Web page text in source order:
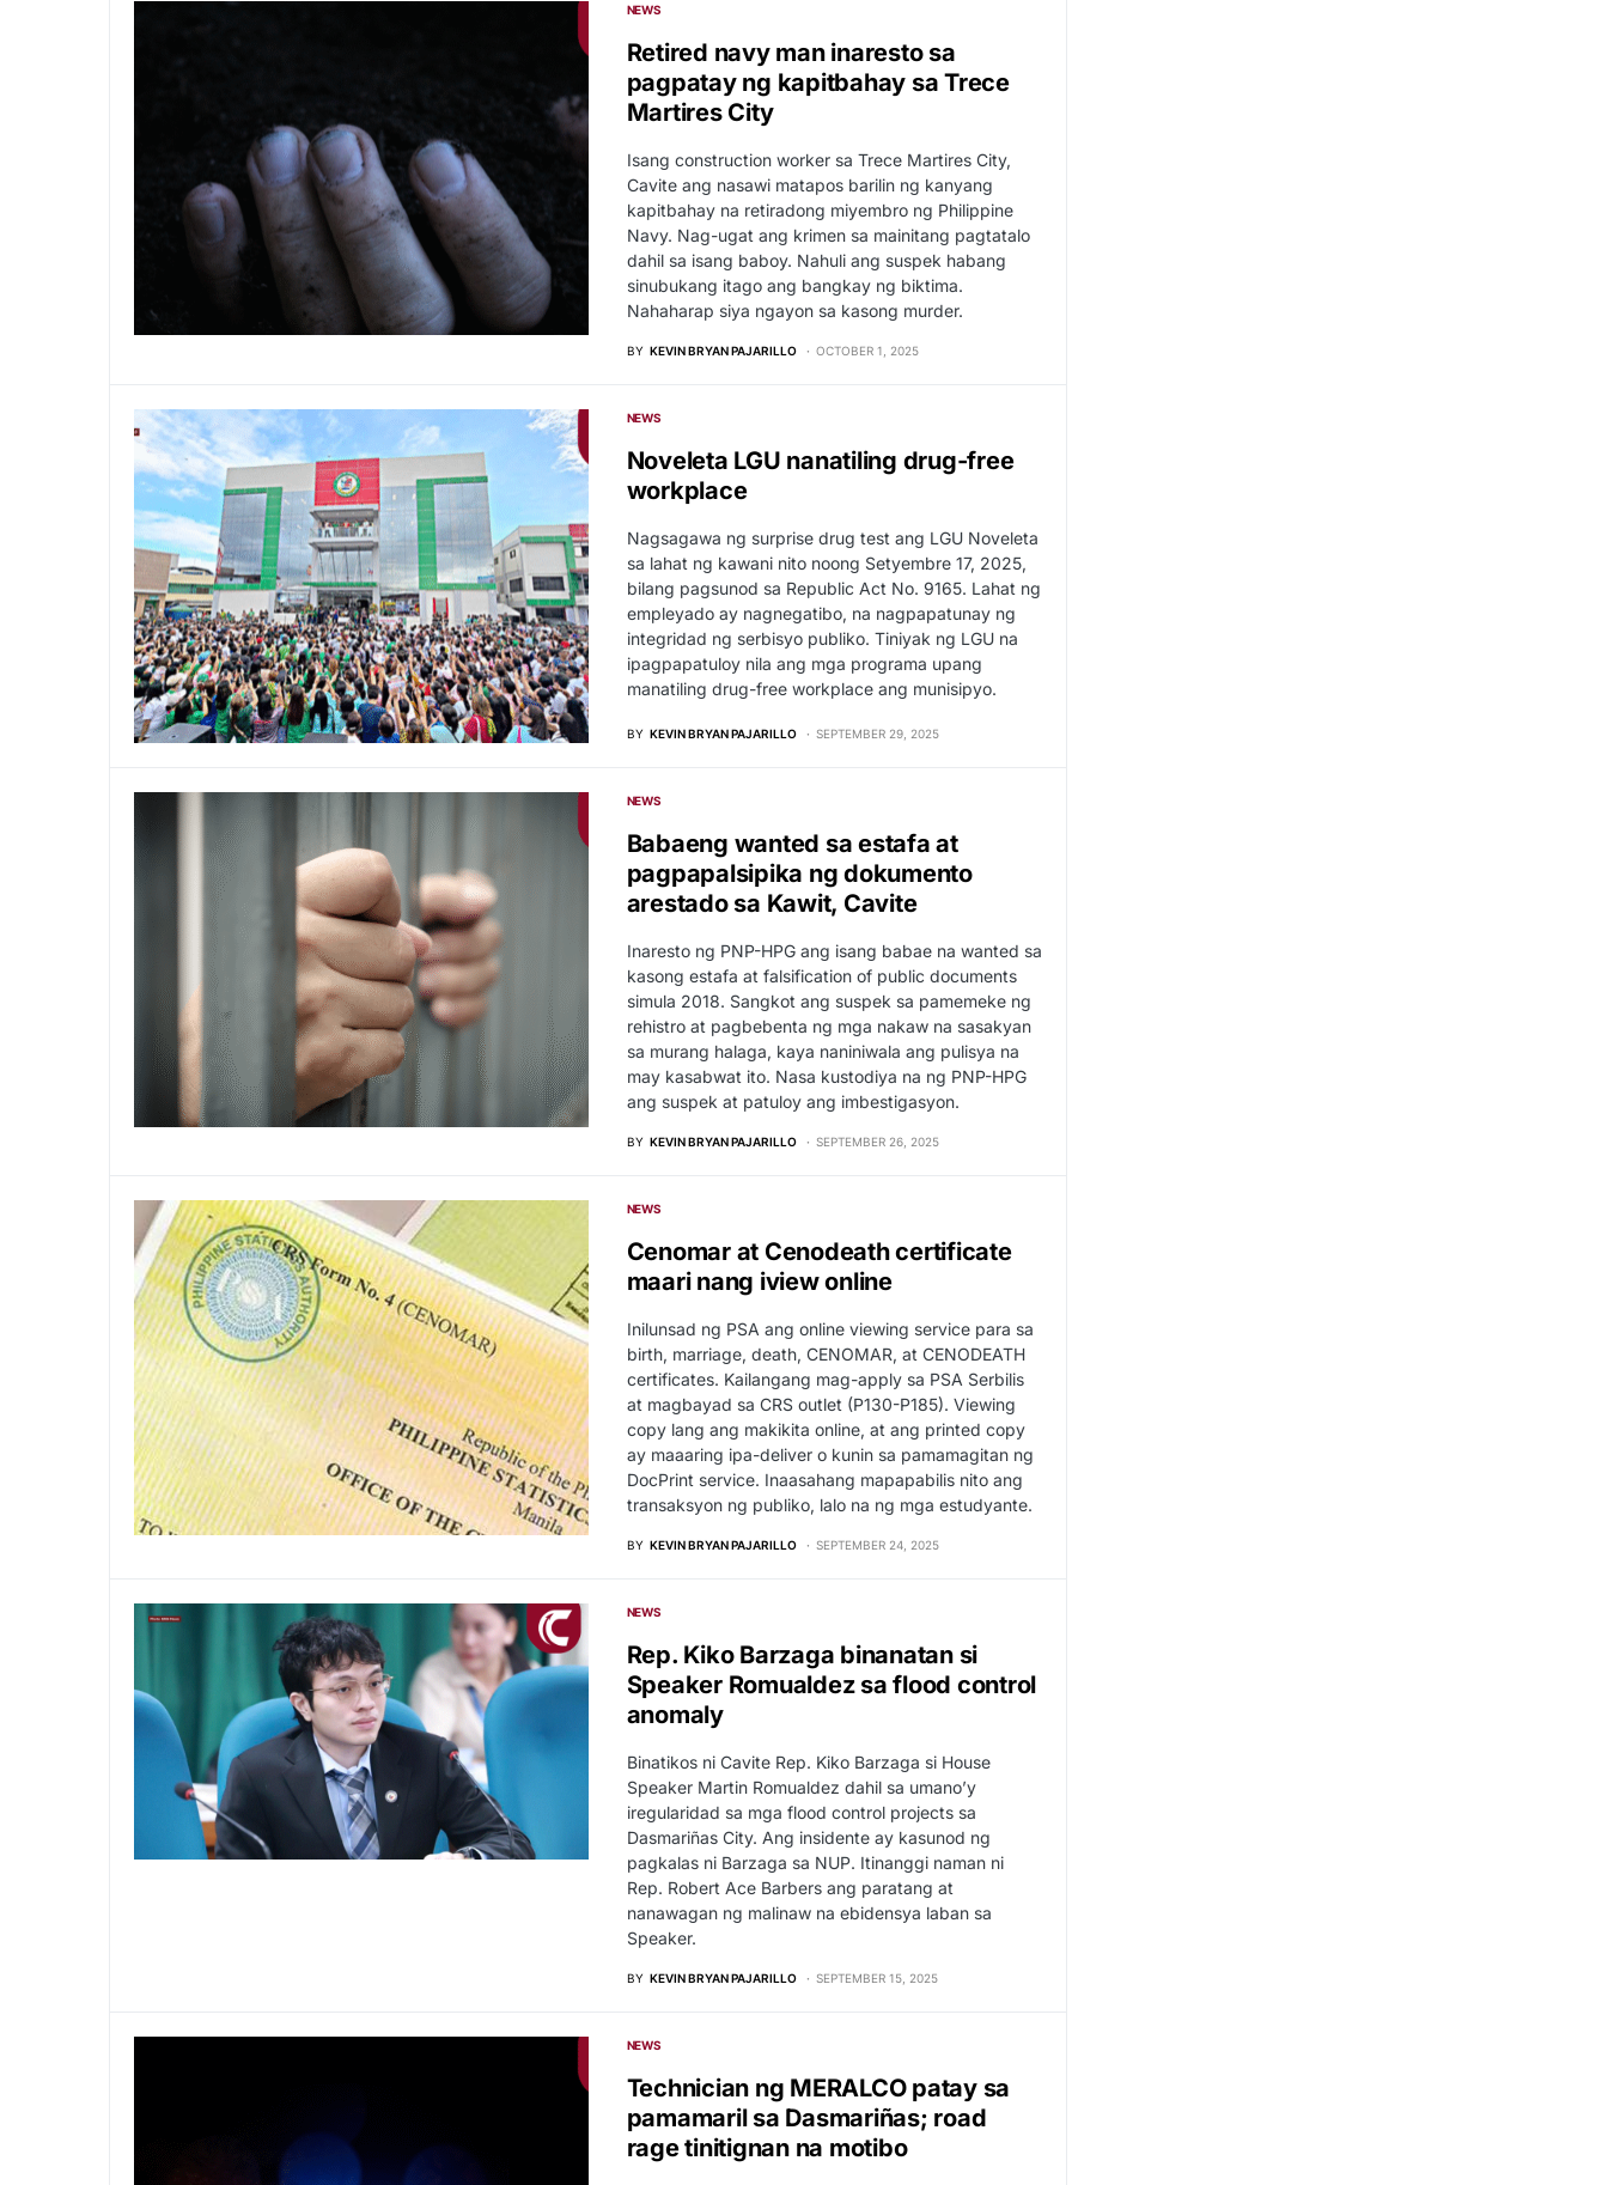
NEWS
Retired navy man inaresto sa
pagpatay ng kapitbahay sa Trece
Martires City
Isang construction worker sa Trece Martires City,
Cavite ang nasawi matapos barilin ng kanyang
kapitbahay na retiradong miyembro ng Philippine
Navy. Nag-ugat ang krimen sa mainitang pagtatalo
dahil sa isang baboy. Nahuli ang suspek habang
sinubukang itago ang bangkay ng biktima.
Nahaharap siya ngayon sa kasong murder.
BY KEVIN BRYAN PAJARILLO OCTOBER 1, 2025
NEWS
Noveleta LGU nanatiling drug-free
workplace
Nagsagawa ng surprise drug test ang LGU Noveleta
sa lahat ng kawani nito noong Setyembre 17, 2025,
bilang pagsunod sa Republic Act No. 9165. Lahat ng
empleyado ay nagnegatibo, na nagpapatunay ng
integridad ng serbisyo publiko. Tiniyak ng LGU na
ipagpapatuloy nila ang mga programa upang
manatiling drug-free workplace ang munisipyo.
BY KEVIN BRYAN PAJARILLO SEPTEMBER 29, 2025
NEWS
Babaeng wanted sa estafa at
pagpapalsipika ng dokumento
arestado sa Kawit, Cavite
Inaresto ng PNP-HPG ang isang babae na wanted sa
kasong estafa at falsification of public documents
simula 2018. Sangkot ang suspek sa pamemeke ng
rehistro at pagbebenta ng mga nakaw na sasakyan
sa murang halaga, kaya naniniwala ang pulisya na
may kasabwat ito. Nasa kustodiya na ng PNP-HPG
ang suspek at patuloy ang imbestigasyon.
BY KEVIN BRYAN PAJARILLO SEPTEMBER 26, 2025
NEWS
Cenomar at Cenodeath certificate
maari nang iview online
Inilunsad ng PSA ang online viewing service para sa
birth, marriage, death, CENOMAR, at CENODEATH
certificates. Kailangang mag-apply sa PSA Serbilis
at magbayad sa CRS outlet (P130-P185). Viewing
copy lang ang makikita online, at ang printed copy
ay maaaring ipa-deliver o kunin sa pamamagitan ng
DocPrint service. Inaasahang mapapabilis nito ang
transaksyon ng publiko, lalo na ng mga estudyante.
BY KEVIN BRYAN PAJARILLO SEPTEMBER 24, 2025
NEWS
Rep. Kiko Barzaga binanatan si
Speaker Romualdez sa flood control
anomaly
Binatikos ni Cavite Rep. Kiko Barzaga si House
Speaker Martin Romualdez dahil sa umano’y
iregularidad sa mga flood control projects sa
Dasmariñas City. Ang insidente ay kasunod ng
pagkalas ni Barzaga sa NUP. Itinanggi naman ni
Rep. Robert Ace Barbers ang paratang at
nanawagan ng malinaw na ebidensya laban sa
Speaker.
BY KEVIN BRYAN PAJARILLO SEPTEMBER 15, 2025
NEWS
Technician ng MERALCO patay sa
pamamaril sa Dasmariñas; road
rage tinitignan na motibo